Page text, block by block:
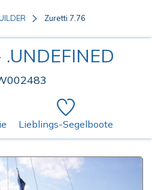
Zuretti 7.76
.UNDEFINED
Lieblings-Segelboote